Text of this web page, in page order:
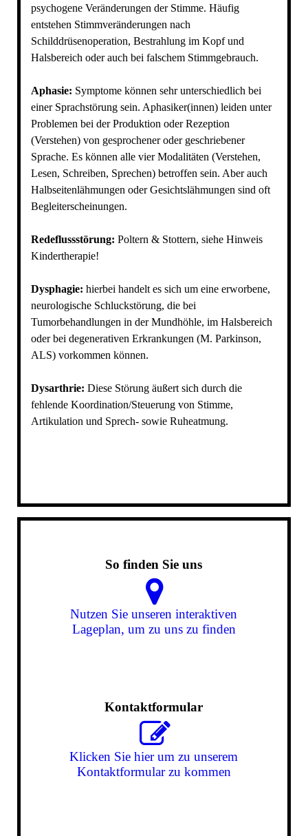
psychogene Veränderungen der Stimme. Häufig
entstehen Stimmveränderungen nach
Schilddrüsenoperation, Bestrahlung im Kopf und
Halsbereich oder auch bei falschem Stimmgebrauch.
Aphasie: Symptome können sehr unterschiedlich bei
einer Sprachstörung sein. Aphasiker(innen) leiden unter
Problemen bei der Produktion oder Rezeption
(Verstehen) von gesprochener oder geschriebener
Sprache. Es können alle vier Modalitäten (Verstehen,
Lesen, Schreiben, Sprechen) betroffen sein. Aber auch
Halbseitenlähmungen oder Gesichtslähmungen sind oft
Begleiterscheinungen.
Redeflussstörung: Poltern & Stottern, siehe Hinweis
Kindertherapie!
Dysphagie: hierbei handelt es sich um eine erworbene,
neurologische Schluckstörung, die bei
Tumorbehandlungen in der Mundhöhle, im Halsbereich
oder bei degenerativen Erkrankungen (M. Parkinson,
ALS) vorkommen können.
Dysarthrie: Diese Störung äußert sich durch die
fehlende Koordination/Steuerung von Stimme,
Artikulation und Sprech- sowie Ruheatmung.
So finden Sie uns
Nutzen Sie unseren interaktiven
La­ge­plan, um zu uns zu finden
Kontaktformular
Klicken Sie hier um zu unserem
Kon­takt­for­mu­lar zu kommen